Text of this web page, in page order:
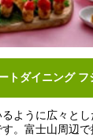
トダイニング フ
ように広々と
。富士山周辺で